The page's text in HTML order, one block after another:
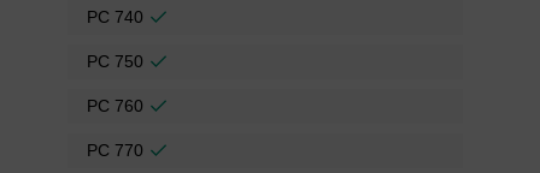
PC 740
PC 750
PC 760
PC 770